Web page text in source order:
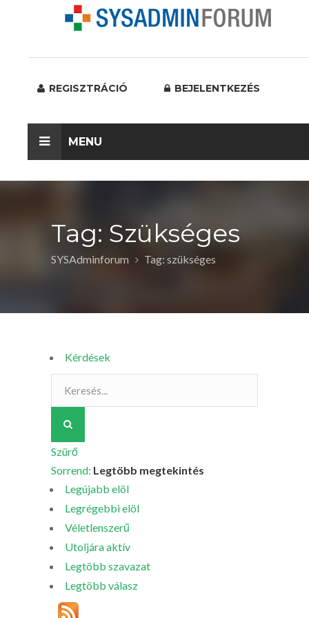
REGISZTRÁCIÓ BEJELENTKEZÉS
MENU
Tag: Szükséges
SYSAdminforum Tag: szükséges
Kérdések
Szürő
Sorrend: Legtöbb megtekintés
Legújabb elöl
Legrégebbi elöl
Véletlenszerű
Utoljára aktív
Legtöbb szavazat
Legtöbb válasz